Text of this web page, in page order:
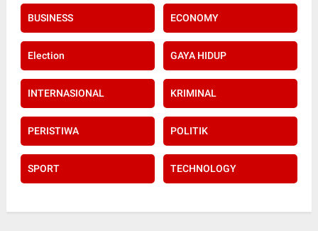
BUSINESS ECONOMY
Election GAYA HIDUP
INTERNASIONAL KRIMINAL
PERISTIWA POLITIK
SPORT TECHNOLOGY